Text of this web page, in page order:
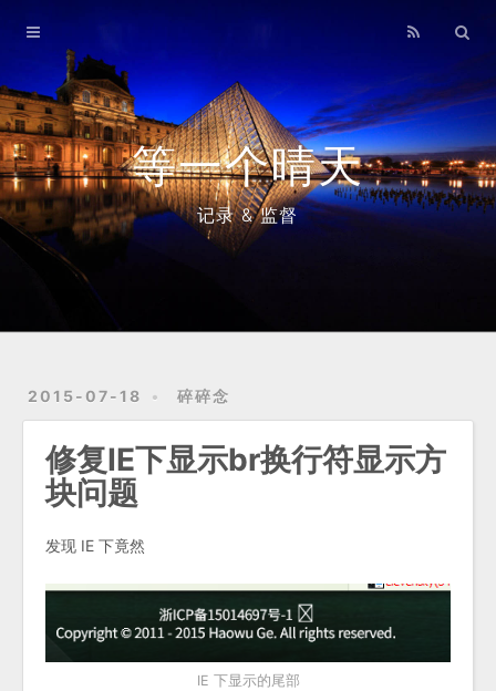
等一个晴天
记录 & 监督
2015-07-18 碎碎念
修复IE下显示br换行符显示方
块问题
发现 IE 下竟然
IE 下显示的尾部
Home
Archives